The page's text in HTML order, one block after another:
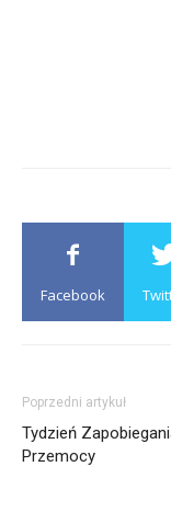
Facebook
Poprzedni artykuł
Tydzień
Przemocy